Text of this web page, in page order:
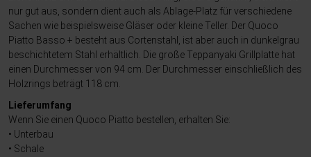
nur gut aus, sondern dient auch als Ablage-Platz für verschiedene
Sachen wie beispielsweise Gläser oder kleine Teller. Der Quoco
Piatto Basso + besteht aus Cortenstahl, ist aber auch in dunkelgrau
beschichtetem Stahl erhältlich. Die große Teppanyaki Grillplatte hat
einen Durchmesser von 94 cm. Der Durchmesser einschließlich des
Holzrings beträgt 118 cm.
Lieferumfang
Wenn Sie einen Quoco Piatto bestellen, erhalten Sie:
• Unterbau
• Schale